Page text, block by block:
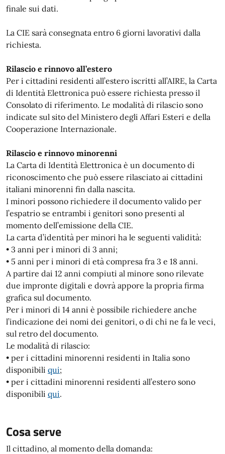
finale sui dati.
La CIE sarà consegnata entro 6 giorni lavorativi dalla
richiesta.
Rilascio e rinnovo all’estero
Per i cittadini residenti all’estero iscritti all’AIRE, la Carta
di Identità Elettronica può essere richiesta presso il
Consolato di riferimento. Le modalità di rilascio sono
indicate sul sito del Ministero degli Affari Esteri e della
Cooperazione Internazionale.
Rilascio e rinnovo minorenni
La Carta di Identità Elettronica è un documento di
riconoscimento che può essere rilasciato ai cittadini
italiani minorenni fin dalla nascita.
I minori possono richiedere il documento valido per
l’espatrio se entrambi i genitori sono presenti al
momento dell’emissione della CIE.
La carta d’identità per minori ha le seguenti validità:
• 3 anni per i minori di 3 anni;
• 5 anni per i minori di età compresa fra 3 e 18 anni.
A partire dai 12 anni compiuti al minore sono rilevate
due impronte digitali e dovrà appore la propria firma
grafica sul documento.
Per i minori di 14 anni è possibile richiedere anche
l’indicazione dei nomi dei genitori, o di chi ne fa le veci,
sul retro del documento.
Le modalità di rilascio:
• per i cittadini minorenni residenti in Italia sono
disponibili qui;
• per i cittadini minorenni residenti all’estero sono
disponibili qui.
Cosa serve
Il cittadino, al momento della domanda: